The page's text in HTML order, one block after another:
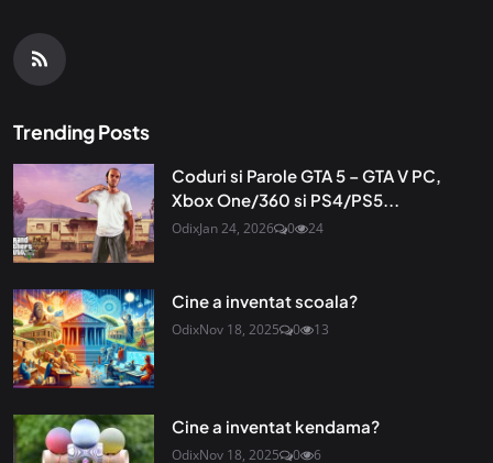
Trending Posts
Coduri si Parole GTA 5 – GTA V PC,
Xbox One/360 si PS4/PS5...
OdixJan 24, 2026 0 24
Cine a inventat scoala?
OdixNov 18, 2025 0 13
Cine a inventat kendama?
OdixNov 18, 2025 0 6